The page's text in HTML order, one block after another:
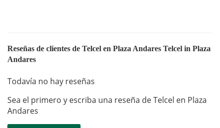
Reseñas de clientes de Telcel en Plaza Andares Telcel in Plaza
Andares
Todavía no hay reseñas
Sea el primero y escriba una reseña de Telcel en Plaza
Andares